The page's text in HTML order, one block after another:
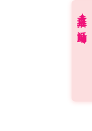
直播✦活動